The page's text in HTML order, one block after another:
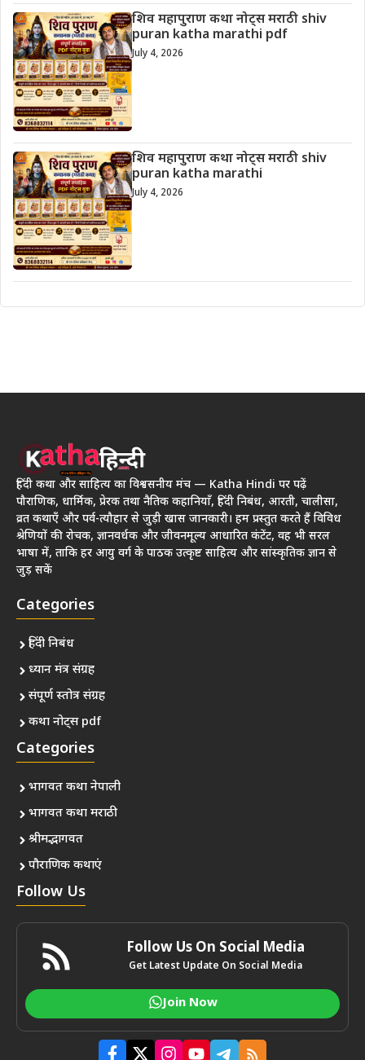
शिव महापुराण कथा नोट्स मराठी shiv
puran katha marathi pdf
July 4, 2026
शिव महापुराण कथा नोट्स मराठी shiv
puran katha marathi
July 4, 2026
हिंदी कथा और साहित्य का विश्वसनीय मंच — Katha Hindi पर पढ़ें
पौराणिक, धार्मिक, प्रेरक तथा नैतिक कहानियाँ, हिंदी निबंध, आरती, चालीसा,
व्रत कथाएँ और पर्व-त्यौहार से जुड़ी खास जानकारी। हम प्रस्तुत करते हैं विविध
श्रेणियों की रोचक, ज्ञानवर्धक और जीवनमूल्य आधारित कंटेंट, वह भी सरल
भाषा में, ताकि हर आयु वर्ग के पाठक उत्कृष्ट साहित्य और सांस्कृतिक ज्ञान से
जुड़ सकें
Categories
हिंदी निबंध
ध्यान मंत्र संग्रह
संपूर्ण स्तोत्र संग्रह
कथा नोट्स pdf
Categories
भागवत कथा नेपाली
भागवत कथा मराठी
श्रीमद्भागवत
पौराणिक कथाएं
Follow Us
Follow Us On Social Media
Get Latest Update On Social Media
Join Now